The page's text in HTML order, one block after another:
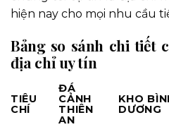
hiện nay cho mọi nhu cầu
Bảng so sánh chi tiết
địa chỉ uy tín
TIÊU
CHÍ
ĐÁ
CẢNH
THIÊN
AN
KHO
DƯƠNG